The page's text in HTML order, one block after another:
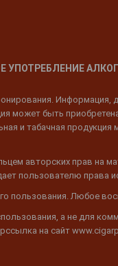
УПОТРЕБЛЕНИЕ
может быть
и табачная
авторских прав на
пользователю права
пользования. Любое
а не для
на сайт